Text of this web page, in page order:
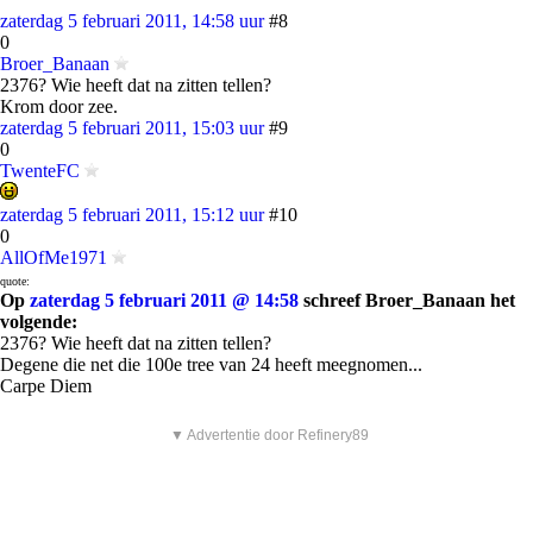
zaterdag 5 februari 2011, 14:58 uur #8
0
Broer_Banaan
2376? Wie heeft dat na zitten tellen?
Krom door zee.
zaterdag 5 februari 2011, 15:03 uur #9
0
TwenteFC
zaterdag 5 februari 2011, 15:12 uur #10
0
AllOfMe1971
quote:
Op zaterdag 5 februari 2011 @ 14:58 schreef Broer_Banaan het
volgende:
2376? Wie heeft dat na zitten tellen?
Degene die net die 100e tree van 24 heeft meegnomen...
Carpe Diem
▼ Advertentie door Refinery89